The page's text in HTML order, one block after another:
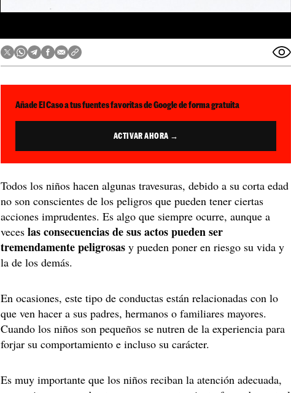
Añade El Caso a tus fuentes favoritas de Google de forma gratuita
ACTIVAR AHORA →
Todos los niños hacen algunas travesuras, debido a su corta edad
no son conscientes de los peligros que pueden tener ciertas
acciones imprudentes. Es algo que siempre ocurre, aunque a
veceslas consecuencias de sus actos pueden ser
tremendamente peligrosas y pueden poner en riesgo su vida y
la de los demás.
En ocasiones, este tipo de conductas están relacionadas con lo
que ven hacer a sus padres, hermanos o familiares mayores.
Cuando los niños son pequeños se nutren de la experiencia para
forjar su comportamiento e incluso su carácter.
Es muy importante que los niños reciban la atención adecuada,